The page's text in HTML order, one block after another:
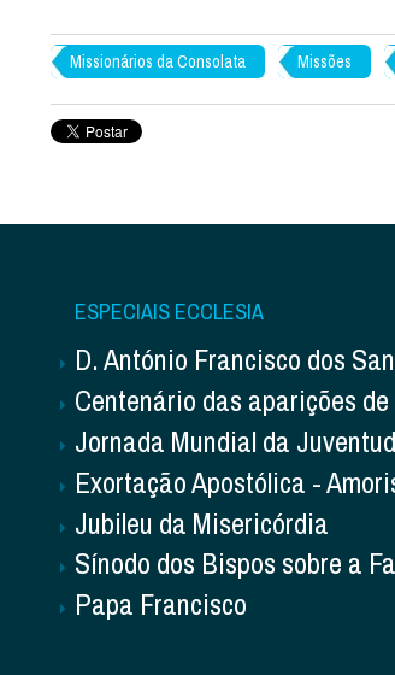
Missionários da Consolata Missões
ESPECIAIS ECCLESIA
D. António Francisco dos
Centenário das aparições
Jornada Mundial da
Exortação Apostólica -
Jubileu da Misericórdia
Sínodo dos Bispos sobre a
Papa Francisco